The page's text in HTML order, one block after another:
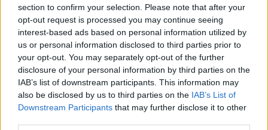
section to confirm your selection. Please note that after your
opt-out request is processed you may continue seeing
interest-based ads based on personal information utilized by
us or personal information disclosed to third parties prior to
your opt-out. You may separately opt-out of the further
disclosure of your personal information by third parties on the
IAB’s list of downstream participants. This information may
also be disclosed by us to third parties on the IAB’s List of
Downstream Participants that may further disclose it to other
VIEW POST
Nokia Lumia, arriva la realtà aumentata con City
Lens
Nokia City Lens, l’applicazione di realtà aumentata location based, è
disponibile, da ieri, anche per gli smartphone Nokia Lumia. Chi è in
possesso di un Nokia Lumia 710, di un Nokia Lumia 800 e, presto
anche del nuovo e ultimo …
HTC, cinque nuovi telefoni Windows Phone 7